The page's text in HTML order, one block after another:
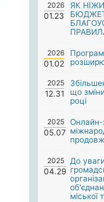
2026
01.23
ЯК
2026
01.02
2025
12.31
що
році
2025
05.07
Онлайн-
2025
04.29
До
міської